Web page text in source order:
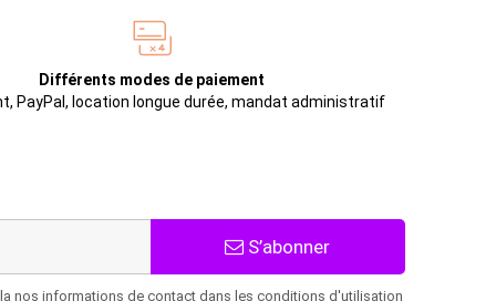
Différents modes de paiement
PayPal, location longue durée, mandat administratif
S’abonner
nos informations de contact dans les conditions d'utilisation